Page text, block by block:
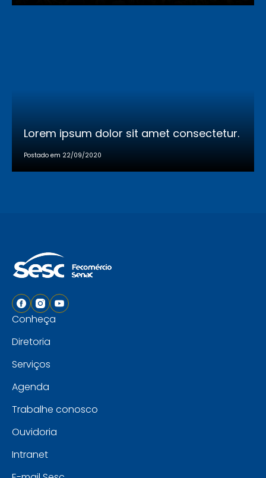
Lorem ipsum dolor sit amet consectetur.
Postado em 22/09/2020
Conheça
Diretoria
Serviços
Agenda
Trabalhe conosco
Ouvidoria
Intranet